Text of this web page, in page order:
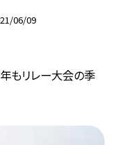
06/09
もリレー大会の季